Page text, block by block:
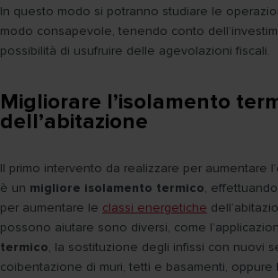
In questo modo si potranno studiare le
modo consapevole, tenendo conto
possibilità di usufruire delle agevolazioni fiscali.
Migliorare l’isolamento
dell’abitazione
Il primo intervento da realizzare per aumentare
è un migliore isolamento termico,
per aumentare le classi energetiche
possono aiutare sono diversi, come
termico, la sostituzione degli infissi con nuovi
coibentazione di muri, tetti e basamenti, oppure